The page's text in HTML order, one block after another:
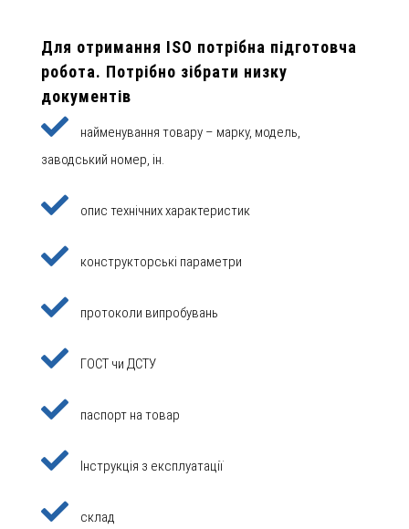
Для отримання ISO потрібна підготовча
робота. Потрібно зібрати низку
документів
найменування товару – марку, модель,
заводський номер, ін.
опис технічних характеристик
конструкторські параметри
протоколи випробувань
ГОСТ чи ДСТУ
паспорт на товар
Інструкція з експлуатації
склад